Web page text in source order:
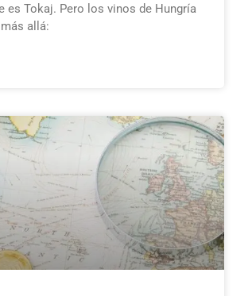
es Tokaj. Pero los vinos de Hungría
allá: